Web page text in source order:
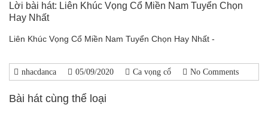
Lời bài hát: Liên Khúc Vọng Cổ Miền Nam Tuyển Chọn
Hay Nhất
Liên Khúc Vọng Cổ Miền Nam Tuyển Chọn Hay Nhất -
nhacdanca 05/09/2020 Ca vọng cổ No Comments
Bài hát cùng thể loại